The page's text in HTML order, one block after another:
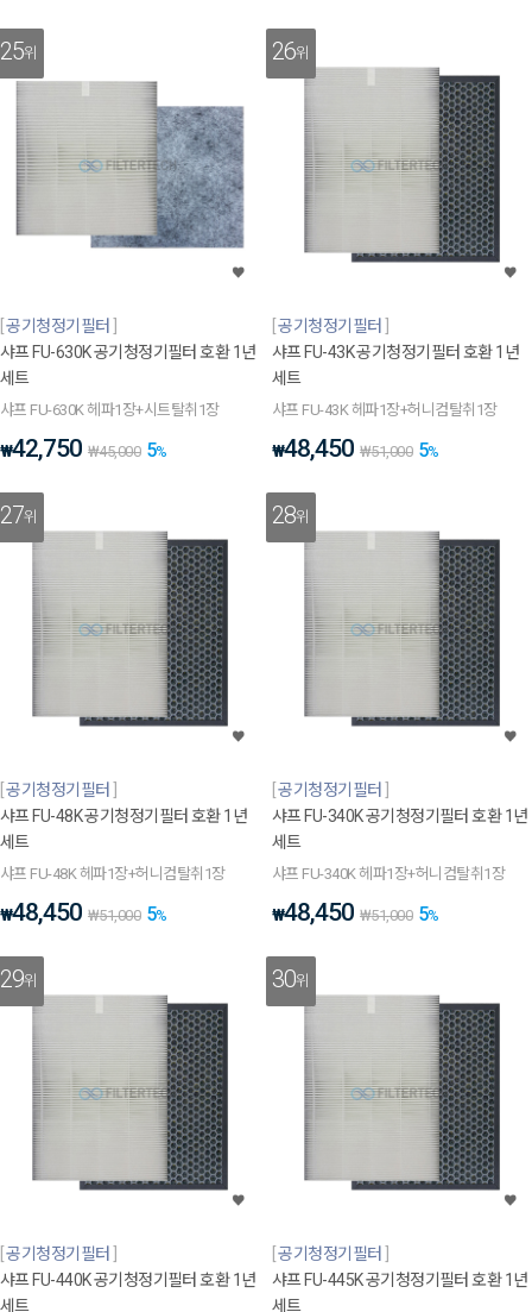
25위
공기청정기필터
샤프 FU-630K 공기청정기필터 호환 1년
세트
샤프 FU-630K 헤파1장+시트탈취1장
₩42,750 ₩45,000 5%
26위
공기청정기필터
샤프 FU-43K 공기청정기필터 호환 1년
세트
샤프 FU-43K 헤파1장+허니컴탈취1장
₩48,450 ₩51,000 5%
27위
공기청정기필터
샤프 FU-48K 공기청정기필터 호환 1년
세트
샤프 FU-48K 헤파1장+허니컴탈취1장
₩48,450 ₩51,000 5%
28위
공기청정기필터
샤프 FU-340K 공기청정기필터 호환 1년
세트
샤프 FU-340K 헤파1장+허니컴탈취1장
₩48,450 ₩51,000 5%
29위
공기청정기필터
샤프 FU-440K 공기청정기필터 호환 1년
세트
30위
공기청정기필터
샤프 FU-445K 공기청정기필터 호환 1년
세트